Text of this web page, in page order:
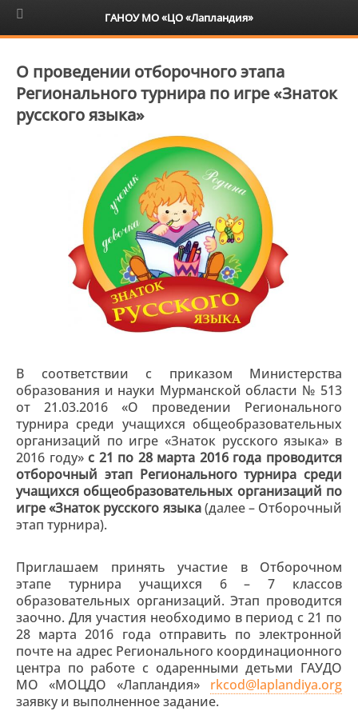
6+
О проведении отборочного этапа
Регионального турнира по игре «Знаток
русского языка»
В соответствии с приказом Министерства
образования и науки Мурманской области № 513
от 21.03.2016 «О проведении Регионального
турнира среди учащихся общеобразовательных
организаций по игре «Знаток русского языка» в
2016 году» с 21 по 28 марта 2016 года проводится
отборочный этап Регионального турнира среди
учащихся общеобразовательных организаций по
игре «Знаток русского языка(далее – Отборочный
этап турнира).
Приглашаем принять участие в Отборочном
этапе турнира учащихся 6 – 7 классов
образовательных организаций. Этап проводится
заочно. Для участия необходимо в период с 21 по
28 марта 2016 года отправить по электронной
почте на адрес Регионального координационного
центра по работе с одаренными детьми ГАУДО
МО «МОЦДО «Лапландия» rkcod@laplandiya.org
заявку и выполненное задание.
ГАНОУ МО «ЦО «Лапландия»